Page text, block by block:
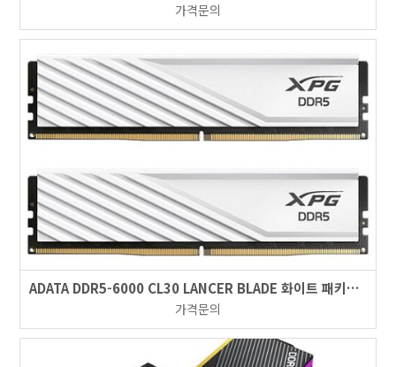
가격문의
ADATA DDR5-6000 CL30 LANCER BLADE 화이트 패키지 (64GB(32Gx2))
가격문의